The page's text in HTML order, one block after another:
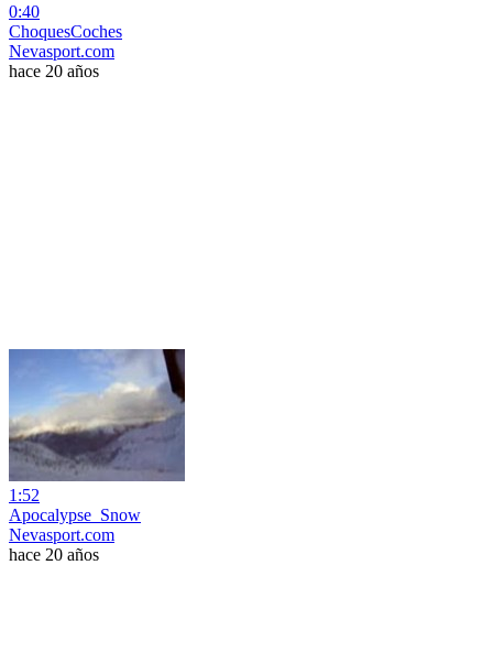
0:40
ChoquesCoches
Nevasport.com
hace 20 años
1:52
Apocalypse_Snow
Nevasport.com
hace 20 años